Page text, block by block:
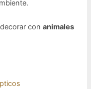
decorar conanimales